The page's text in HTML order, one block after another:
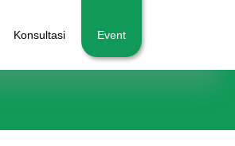
Konsultasi Event